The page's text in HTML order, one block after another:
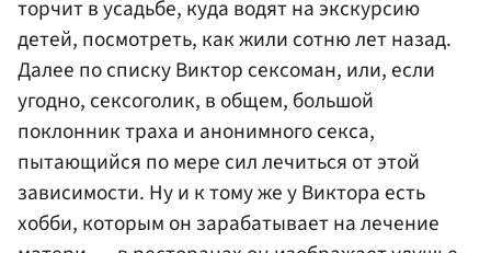
торчит в усадьбе, куда водят на экскурсию
детей, посмотреть, как жили сотню лет назад.
Далее по списку Виктор сексоман, или, если
угодно, сексоголик, в общем, большой
поклонник траха и анонимного секса,
пытающийся по мере сил лечиться от этой
зависимости. Ну и к тому же у Виктора есть
хобби, которым он зарабатывает на лечение